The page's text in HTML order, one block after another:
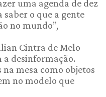
uma agenda de dez
o que a gente
no mundo”,
Cintra de Melo
a desinformação.
na mesa como objetos
no modelo que